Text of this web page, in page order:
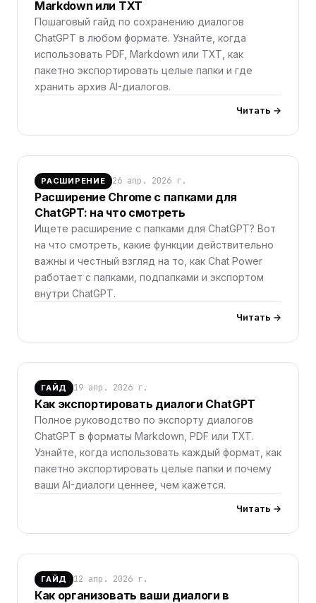
Markdown или TXT
Пошаговый гайд по сохранению диалогов
ChatGPT в любом формате. Узнайте, когда
использовать PDF, Markdown или TXT, как
пакетно экспортировать целые папки и где
хранить архив AI-диалогов.
Читать →
РАСШИРЕНИЕ 26 апр. 2026 г.
Расширение Chrome с папками для
ChatGPT: на что смотреть
Ищете расширение с папками для ChatGPT? Вот
на что смотреть, какие функции действительно
важны и честный взгляд на то, как Chat Power
работает с папками, подпапками и экспортом
внутри ChatGPT.
Читать →
ГАЙД 19 апр. 2026 г.
Как экспортировать диалоги ChatGPT
Полное руководство по экспорту диалогов
ChatGPT в форматы Markdown, PDF или TXT.
Узнайте, когда использовать каждый формат, как
пакетно экспортировать целые папки и почему
ваши AI-диалоги ценнее, чем кажется.
Читать →
ГАЙД 12 апр. 2026 г.
Как организовать ваши диалоги в